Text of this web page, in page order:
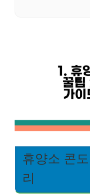
휴양소 콘
리